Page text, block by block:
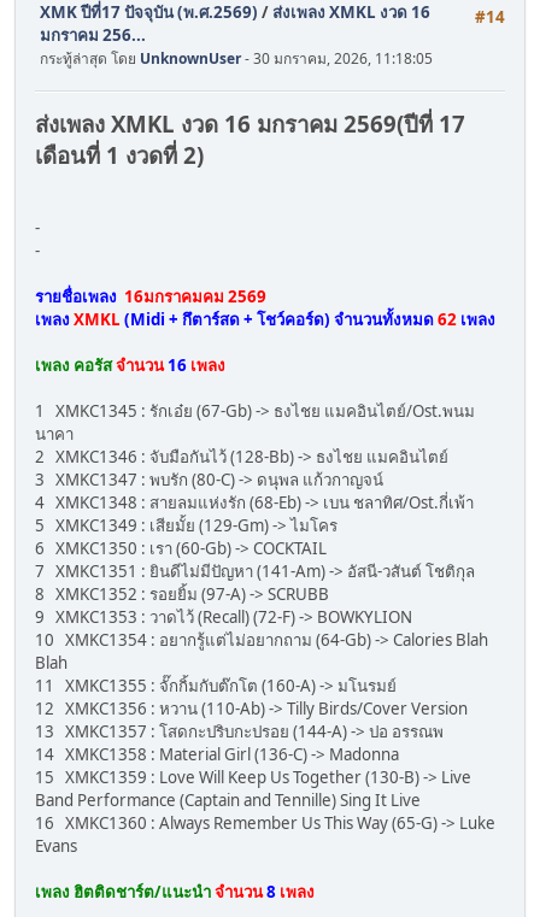
#14
XMK ปีที่17 ปัจจุบัน (พ.ศ.2569) / ส่งเพลง XMKL งวด 16
มกราคม 256...
กระทู้ล่าสุด โดย UnknownUser- 30 มกราคม, 2026, 11:18:05
ส่งเพลง XMKL งวด 16 มกราคม 2569(ปีที่ 17
เดือนที่ 1 งวดที่ 2)
-
-
รายชื่อเพลง 16มกราคมคม 2569
เพลง XMKL (Midi + กึตาร์สด + โชว์คอร์ด) จำนวนทั้งหมด62 เพลง
เพลง คอรัสจำนวน16 เพลง
1 XMKC1345 : รักเอ๋ย (67-Gb) -> ธงไชย แมคอินไตย์/Ost.พนม
นาคา
2 XMKC1346 : จับมือกันไว้ (128-Bb) -> ธงไชย แมคอินไตย์
3 XMKC1347 : พบรัก (80-C) -> ดนุพล แก้วกาญจน์
4 XMKC1348 : สายลมแห่งรัก (68-Eb) -> เบน ชลาทิศ/Ost.กี่เพ้า
5 XMKC1349 : เสียมั้ย (129-Gm) -> ไมโคร
6 XMKC1350 : เรา (60-Gb) -> COCKTAIL
7 XMKC1351 : ยินดีไม่มีปัญหา (141-Am) -> อัสนี-วสันต์ โชติกุล
8 XMKC1352 : รอยยิ้ม (97-A) -> SCRUBB
9 XMKC1353 : วาดไว้ (Recall) (72-F) -> BOWKYLION
10 XMKC1354 : อยากรู้แต่ไม่อยากถาม (64-Gb) -> Calories Blah
Blah
11 XMKC1355 : จั๊กกิ้มกับต๊กโต (160-A) -> มโนรมย์
12 XMKC1356 : หวาน (110-Ab) -> Tilly Birds/Cover Version
13 XMKC1357 : โสดกะปริบกะปรอย (144-A) -> ปอ อรรณพ
14 XMKC1358 : Material Girl (136-C) -> Madonna
15 XMKC1359 : Love Will Keep Us Together (130-B) -> Live
Band Performance (Captain and Tennille) Sing It Live
16 XMKC1360 : Always Remember Us This Way (65-G) -> Luke
Evans
เพลง ฮิตติดชาร์ต/แนะนำจำนวน8 เพลง